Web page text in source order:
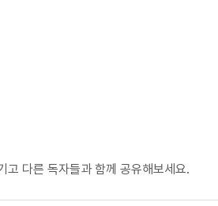
고 다른 독자들과 함께 공유해보세요.